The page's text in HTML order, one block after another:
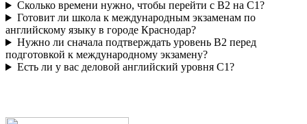
Сколько времени нужно, чтобы перейти с B2 на C1?
Готовит ли школа к международным экзаменам по
английскому языку в городе Краснодар?
Нужно ли сначала подтверждать уровень B2 перед
подготовкой к международному экзамену?
Есть ли у вас деловой английский уровня C1?